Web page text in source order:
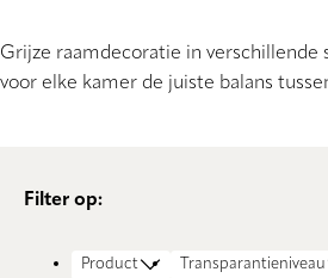
Grijze raamdecoratie in verschillende
voor elke kamer de juiste balans
Filter op:
Product Transparantieniveau